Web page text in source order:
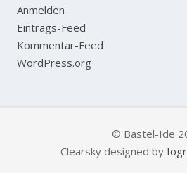
Anmelden
Eintrags-Feed
Kommentar-Feed
WordPress.org
© Bastel-Ide
Clearsky designed by